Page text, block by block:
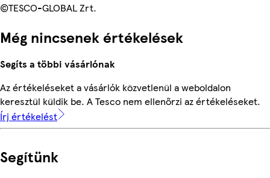
©TESCO-GLOBAL Zrt.
Még nincsenek értékelések
Segíts a többi vásárlónak
Az értékeléseket a vásárlók közvetlenül a weboldalon
keresztül küldik be. A Tesco nem ellenőrzi az értékeléseket.
Írj értékelést
Segítünk